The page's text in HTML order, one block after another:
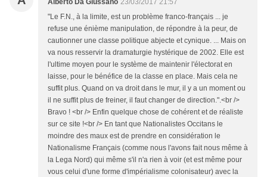
Alberto Da Giussano 23/03/2017 21:57
"Le F.N., à la limite, est un problème franco-français ... je
refuse une énième manipulation, de répondre à la peur, de
cautionner une classe politique abjecte et cynique. ... Mais on
va nous resservir la dramaturgie hystérique de 2002. Elle est
l'ultime moyen pour le système de maintenir l'électorat en
laisse, pour le bénéfice de la classe en place. Mais cela ne
suffit plus. Quand on va droit dans le mur, il y a un moment ou
il ne suffit plus de freiner, il faut changer de direction.".<br />
Bravo ! <br /> Enfin quelque chose de cohérent et de réaliste
sur ce site !<br /> En tant que Nationalistes Occitans le
moindre des maux est de prendre en considération le
Nationalisme Français (comme nous l'avons fait nous même à
la Lega Nord) qui même s'il n'a rien à voir (et est même pour
vous celui d'une forme d'impérialisme colonisateur) avec la